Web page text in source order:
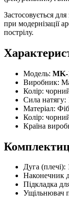
Застосовується
при модернізації
пострілу.
Модель: MK-
Виробник:
Колір:
Сила натягу:
Матеріал:
Колір:
Країна
Дуга (плечі):
Наконечник
Підкладка
Ущільнювач